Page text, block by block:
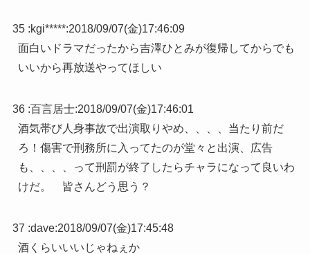
35 :kgi*****:2018/09/07(金)17:46:09
面白いドラマだったから吉澤ひとみが復帰してからでも
いいから再放送やってほしい
36 :百言居士:2018/09/07(金)17:46:01
酒気帯び人身事故で出演取りやめ、、、、当たり前だ
ろ！傷害で刑務所に入ってたのが堂々と出演、広告
も、、、、って刑罰が終了したらチャラになって良いわ
けだ。 皆さんどう思う？
37 :dave:2018/09/07(金)17:45:48
酒くらいいいじゃねぇか